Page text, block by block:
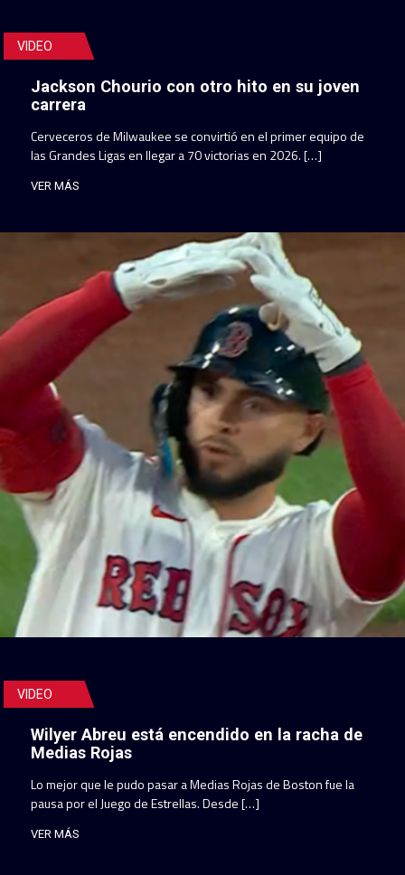
VIDEO
Jackson Chourio con otro hito en su joven
carrera
Cerveceros de Milwaukee se convirtió en el primer equipo de
las Grandes Ligas en llegar a 70 victorias en 2026. […]
VER MÁS
VIDEO
Wilyer Abreu está encendido en la racha de
Medias Rojas
Lo mejor que le pudo pasar a Medias Rojas de Boston fue la
pausa por el Juego de Estrellas. Desde […]
VER MÁS